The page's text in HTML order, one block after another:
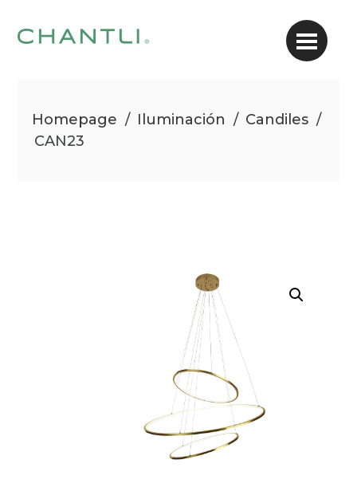
Homepage / Iluminación / Candiles /
CAN23